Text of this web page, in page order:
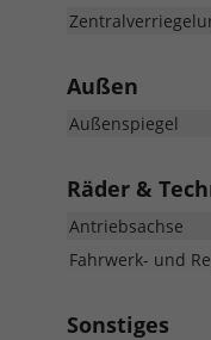
Außen
Außenspiegel
Räder &
Antriebsachse
Fahrwerk- und
Sonstiges